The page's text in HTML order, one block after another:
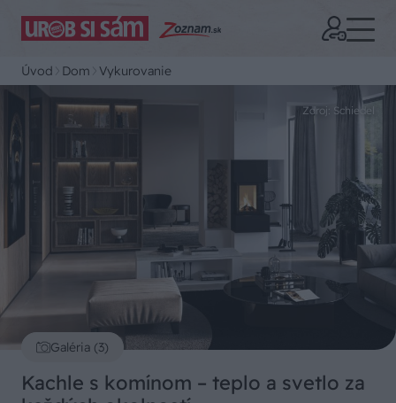
Úvod Dom Vykurovanie
Galéria (3)
Zdroj: Schiedel
Kachle s komínom – teplo a svetlo za